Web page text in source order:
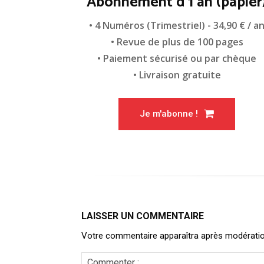
• 4 Numéros (Trimestriel) - 34,90 € / an
• Revue de plus de 100 pages
• Paiement sécurisé ou par chèque
• Livraison gratuite
Je m'abonne !
LAISSER UN COMMENTAIRE
Votre commentaire apparaîtra après